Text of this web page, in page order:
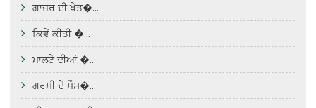
ਗਾਜਰ ਦੀ ਖੇਤ�...
ਕਿਵੇਂ ਕੀਤੀ �...
ਮਾਲਟੇ ਦੀਆਂ �...
ਗਰਮੀ ਦੇ ਮੌਸ�...